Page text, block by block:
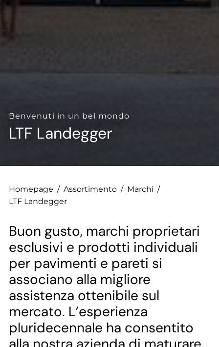
--
--
Benvenuti in un bel mondo
LTF Landegger
Homepage / Assortimento / Marchi /
LTF Landegger
Buon gusto, marchi proprietari
esclusivi e prodotti individuali
per pavimenti e pareti si
associano alla migliore
assistenza ottenibile sul
mercato. L’esperienza
pluridecennale ha consentito